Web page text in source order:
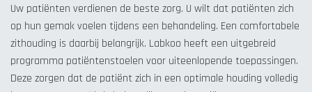
Uw patiënten verdienen de beste zorg. U wilt dat patiënten zich
op hun gemak voelen tijdens een behandeling. Een comfortabele
zithouding is daarbij belangrijk. Labkoo heeft een uitgebreid
programma patiëntenstoelen voor uiteenlopende toepassingen.
Deze zorgen dat de patiënt zich in een optimale houding volledig